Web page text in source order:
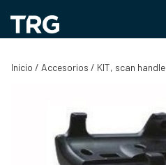
contenido
Inicio / Accesorios / KIT, scan